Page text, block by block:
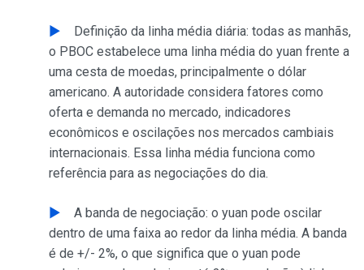
Definição da linha média diária: todas as manhãs,
o PBOC estabelece uma linha média do yuan frente a
uma cesta de moedas, principalmente o dólar
americano. A autoridade considera fatores como
oferta e demanda no mercado, indicadores
econômicos e oscilações nos mercados cambiais
internacionais. Essa linha média funciona como
referência para as negociações do dia.
A banda de negociação: o yuan pode oscilar
dentro de uma faixa ao redor da linha média. A banda
é de +/- 2%, o que significa que o yuan pode